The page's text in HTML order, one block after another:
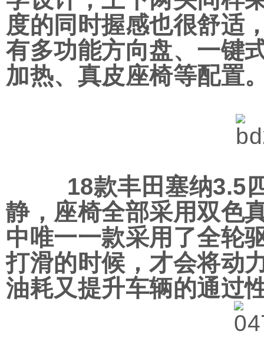
度的同时握感也很舒适
有多功能方向盘、一键
加热、真皮座椅等配置
18款丰田塞纳3.5四
静，座椅全部采用双色
中唯一一款采用了全轮
打滑的时候，才会将动
油耗又提升车辆的通过